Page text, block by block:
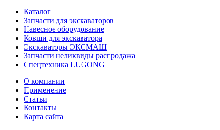
Каталог
Запчасти для экскаваторов
Навесное оборудование
Ковши для экскаватора
Экскаваторы ЭКСМАШ
Запчасти неликвиды распродажа
Спецтехника LUGONG
О компании
Применение
Статьи
Контакты
Карта сайта